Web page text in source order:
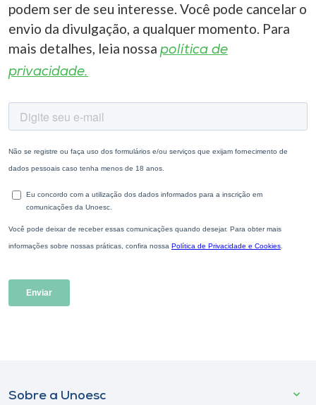
podem ser de seu interesse. Você pode cancelar o
envio da divulgação, a qualquer momento. Para
mais detalhes, leia nossa política de
privacidade.
Sobre a Unoesc